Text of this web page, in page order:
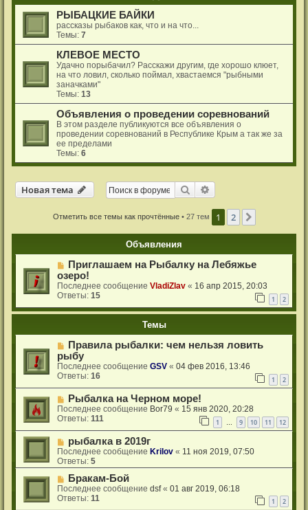
я
РЫБАЦКИЕ БАЙКИ
рассказы рыбаков как, что и на что...
Темы:7
КЛЕВОЕ МЕСТО
Удачно порыбачил? Расскажи другим, где хорошо клюет,
на что ловил, сколько поймал, хвастаемся "рыбными
заначками"
Темы:13
Объявления о проведении соревнований
В этом разделе публикуются все объявления о
проведении соревнований в Республике Крым а так же за
ее пределами
Темы:6
Новая тема
Новаятема Поиск
Отметить все темы как прочтённые• 27 тем 1 2
Объявления
Приглашаем на Рыбалку на Лебяжье
озеро!
Последнее сообщениеVladiZlav « 16 апр 2015, 20:03
Ответы:15 1 2
Темы
Правила рыбалки: чем нельзя ловить
рыбу
Последнее сообщениеGSV «04 фев 2016, 13:46
Ответы:16 1 2
Рыбалка на Черном море!
Последнее сообщение Bor79 « 15 янв 2020, 20:28
Ответы:111 1 9 10 11 12
рыбалка в 2019г
Последнее сообщениеKrilov « 11 ноя 2019, 07:50
Ответы:5
Бракам-Бой
Последнее сообщениеdsf«01 авг 2019, 06:18
Ответы:11 1 2